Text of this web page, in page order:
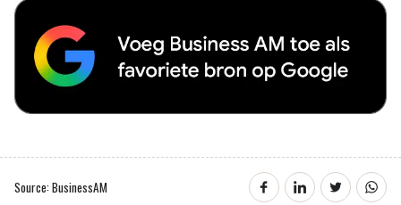
Source: BusinessAM